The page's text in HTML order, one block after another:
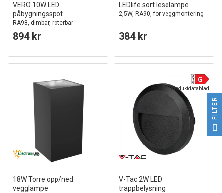
VERO 10W LED
påbygningsspot
RA98, dimbar, roterbar
894 kr
LEDlife sort leselampe
2,5W, RA90, for veggmontering
384 kr
18W Torre opp/ned
vegglampe
Produktdatablad
V-Tac 2W LED
trappbelysning
FILTER